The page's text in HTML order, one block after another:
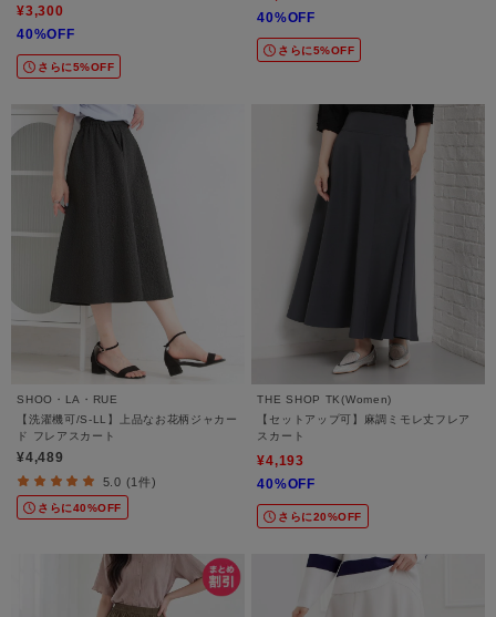
¥3,300
40%OFF
さらに5%OFF
40%OFF
さらに5%OFF
SHOO・LA・RUE
【洗濯機可/S-LL】上品なお花柄ジャカー
ド フレアスカート
¥4,489
5.0 (1件)
さらに40%OFF
THE SHOP TK(Women)
【セットアップ可】麻調ミモレ丈フレア
スカート
¥4,193
40%OFF
さらに20%OFF